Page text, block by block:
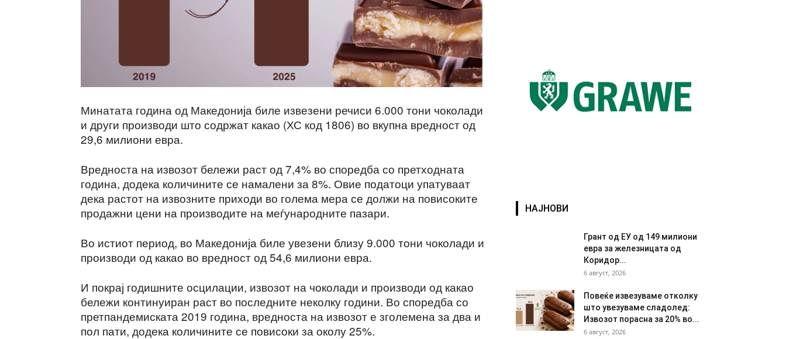
Минатата година од Македонија биле извезени речиси 6.000 тони чоколади
и други производи што содржат какао (ХС код 1806) во вкупна вредност од
29,6 милиони евра.
Вредноста на извозот бележи раст од 7,4% во споредба со претходната
година, додека количините се намалени за 8%. Овие податоци упатуваат
дека растот на извозните приходи во голема мера се должи на повисоките
продажни цени на производите на меѓународните пазари.
Во истиот период, во Македонија биле увезени близу 9.000 тони чоколади и
производи од какао во вредност од 54,6 милиони евра.
И покрај годишните осцилации, извозот на чоколади и производи од какао
бележи континуиран раст во последните неколку години. Во споредба со
претпандемиската 2019 година, вредноста на извозот е зголемена за два и
пол пати, додека количините се повисоки за околу 25%.
НАЈНОВИ
Грант од ЕУ од 149 милиони
евра за железницата од
Коридор...
6 август, 2026
Повеќе извезуваме отколку
што увезуваме сладолед:
Извозот порасна за 20% во...
6 август, 2026